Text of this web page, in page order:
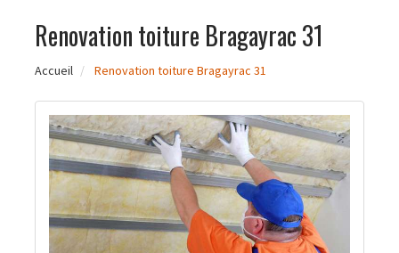
Renovation toiture Bragayrac 31
Accueil Renovation toiture Bragayrac 31